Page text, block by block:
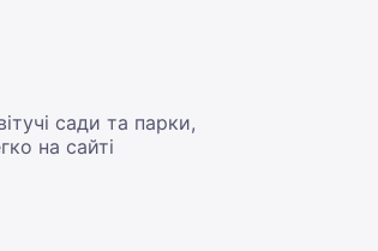
сади та парки,
на сайті